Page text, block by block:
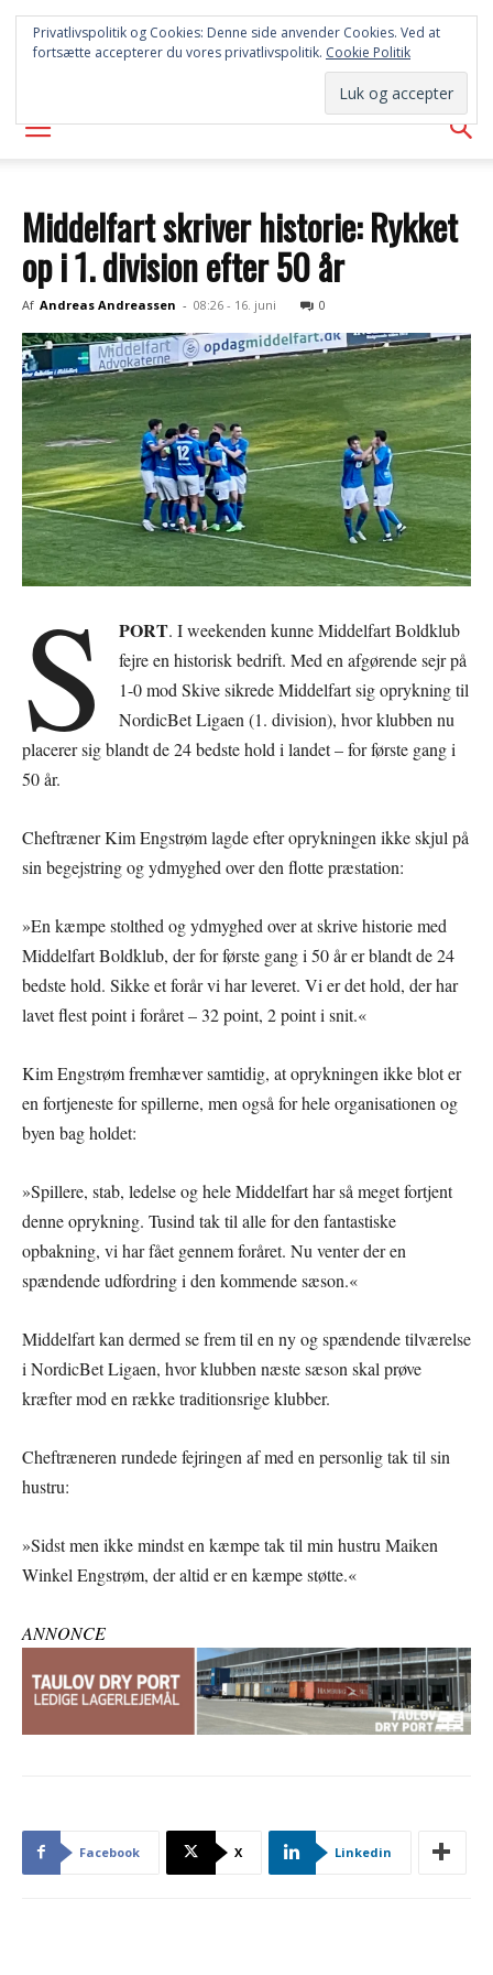
SYD
AVISEN
Middelfart skriver historie: Rykket
op i 1. division efter 50 år
Af Andreas Andreassen - 08:26 - 16. juni 0
S PORT. I weekenden kunne Middelfart Boldklub
fejre en historisk bedrift. Med en afgørende sejr på
1-0 mod Skive sikrede Middelfart sig oprykning til
NordicBet Ligaen (1. division), hvor klubben nu
placerer sig blandt de 24 bedste hold i landet – for første gang i
50 år.
Cheftræner Kim Engstrøm lagde efter oprykningen ikke skjul på
sin begejstring og ydmyghed over den flotte præstation:
»En kæmpe stolthed og ydmyghed over at skrive historie med
Middelfart Boldklub, der for første gang i 50 år er blandt de 24
bedste hold. Sikke et forår vi har leveret. Vi er det hold, der har
lavet flest point i foråret – 32 point, 2 point i snit.«
Kim Engstrøm fremhæver samtidig, at oprykningen ikke blot er
en fortjeneste for spillerne, men også for hele organisationen og
byen bag holdet:
»Spillere, stab, ledelse og hele Middelfart har så meget fortjent
denne oprykning. Tusind tak til alle for den fantastiske
opbakning, vi har fået gennem foråret. Nu venter der en
spændende udfordring i den kommende sæson.«
Middelfart kan dermed se frem til en ny og spændende tilværelse
i NordicBet Ligaen, hvor klubben næste sæson skal prøve
kræfter mod en række traditionsrige klubber.
Cheftræneren rundede fejringen af med en personlig tak til sin
hustru:
»Sidst men ikke mindst en kæmpe tak til min hustru Maiken
Winkel Engstrøm, der altid er en kæmpe støtte.«
ANNONCE
Facebook X Linkedin
Privatlivspolitik og Cookies: Denne side anvender Cookies. Ved at
fortsætte accepterer du vores privatlivspolitik. Cookie Politik